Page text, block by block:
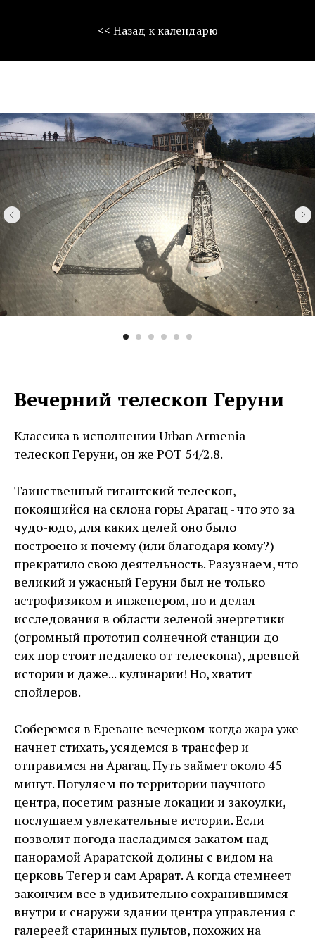
<< Назад к календарю
Вечерний телескоп Геруни
Классика в исполнении Urban Armenia -
телескоп Геруни, он же РОТ 54/2.8.
Таинственный гигантский телескоп,
покоящийся на склона горы Арагац - что это за
чудо-юдо, для каких целей оно было
построено и почему (или благодаря кому?)
прекратило свою деятельность. Разузнаем, что
великий и ужасный Геруни был не только
астрофизиком и инженером, но и делал
исследования в области зеленой энергетики
(огромный прототип солнечной станции до
сих пор стоит недалеко от телескопа), древней
истории и даже... кулинарии! Но, хватит
спойлеров.
Соберемся в Ереване вечерком когда жара уже
начнет стихать, усядемся в трансфер и
отправимся на Арагац. Путь займет около 45
минут. Погуляем по территории научного
центра, посетим разные локации и закоулки,
послушаем увлекательные истории. Если
позволит погода насладимся закатом над
панорамой Араратской долины с видом на
церковь Тегер и сам Арарат. А когда стемнеет
закончим все в удивительно сохранившимся
внутри и снаружи здании центра управления с
галереей старинных пультов, похожих на